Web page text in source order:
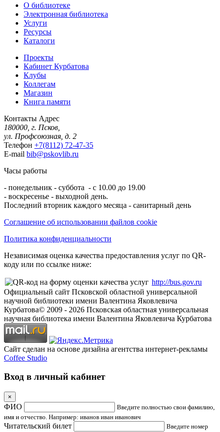
О библиотеке
Электронная библиотека
Услуги
Ресурсы
Каталоги
Проекты
Кабинет Курбатова
Клубы
Коллегам
Магазин
Книга памяти
Контакты Адрес
180000, г. Псков,
ул. Профсоюзная, д. 2
Телефон +7(8112) 72-47-35
E-mail bib@pskovlib.ru
Часы работы
- понедельник - суббота - с 10.00 до 19.00
- воскресенье - выходной день.
Последний вторник каждого месяца - санитарный день
Соглашение об использовании файлов cookie
Политика конфиденциальности
Независимая оценка качества предоставления услуг по QR-
коду или по ссылке ниже:
http://bus.gov.ru
Официальный сайт Псковской областной универсальной
научной библиотеки имени Валентина Яковлевича
Курбатова© 2009 - 2026 Псковская областная универсальная
научная библиотека имени Валентина Яковлевича Курбатова
Сайт сделан на основе дизайна агентства интернет-рекламы
Coffee Studio
Вход в личный кабинет
×
ФИО
Введите полностью свои фамилию,
имя и отчество. Например: иванов иван иванович
Читательский билет
Введите номер